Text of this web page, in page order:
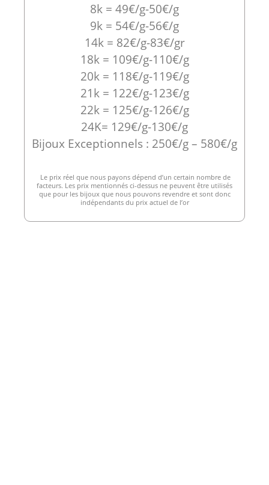
8k = 49€/g-50€/g
9k = 54€/g-56€/g
14k = 82€/g-83€/gr
18k = 109€/g-110€/g
20k = 118€/g-119€/g
21k = 122€/g-123€/g
22k = 125€/g-126€/g
24K= 129€/g-130€/g
Bijoux Exceptionnels : 250€/g – 580€/g
Le prix réel que nous payons dépend d’un certain nombre de
facteurs. Les prix mentionnés ci-dessus ne peuvent être utilisés
que pour les bijoux que nous pouvons revendre et sont donc
indépendants du prix actuel de l’or